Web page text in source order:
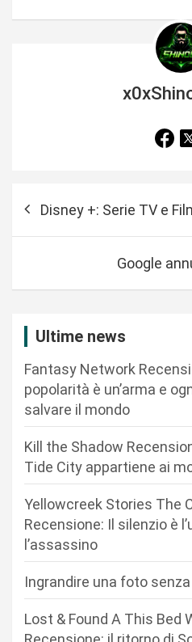
Disney +: Serie TV e
Google
Ultime news
Fantasy Network
popolarità è un’arma e
salvare il mondo
Kill the Shadow
Tide City appartiene ai
Yellowcreek Stories The
Recensione: Il silenzio è
l’assassino
Ingrandire una foto
Lost & Found A This Bed